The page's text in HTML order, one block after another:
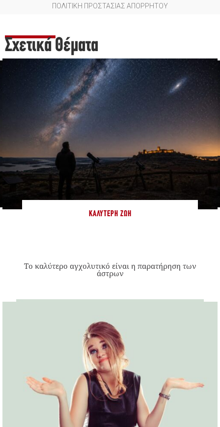
ΠΟΛΙΤΙΚΗ ΠΡΟΣΤΑΣΙΑΣ ΑΠΟΡΡΗΤΟΥ
Σχετικά Θέματα
ΚΑΛΎΤΕΡΗ ΖΩΉ
Το καλύτερο αγχολυτικό είναι η παρατήρηση των
άστρων